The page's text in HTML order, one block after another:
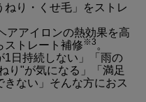
り・くせ毛」をストレ
アアイロンの熱効果を高
ストレート補修※3 。
1日持続しない」「雨の
り"が気になる」「満足
ない」そんな方におス